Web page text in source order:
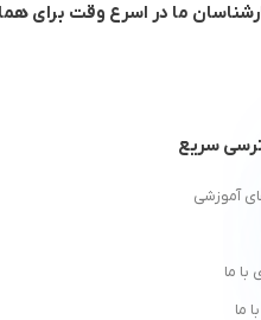
ما در اسرع وقت برای
سریع
آموزشی
با ما
ما